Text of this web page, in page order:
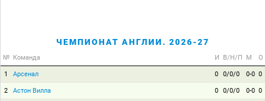
ЧЕМПИОНАТ АНГЛИИ. 2026-27
№ Команда И В/Н/П М О
1 Арсенал 0 0/0/0 0-0 0
2 Астон Вилла 0 0/0/0 0-0 0